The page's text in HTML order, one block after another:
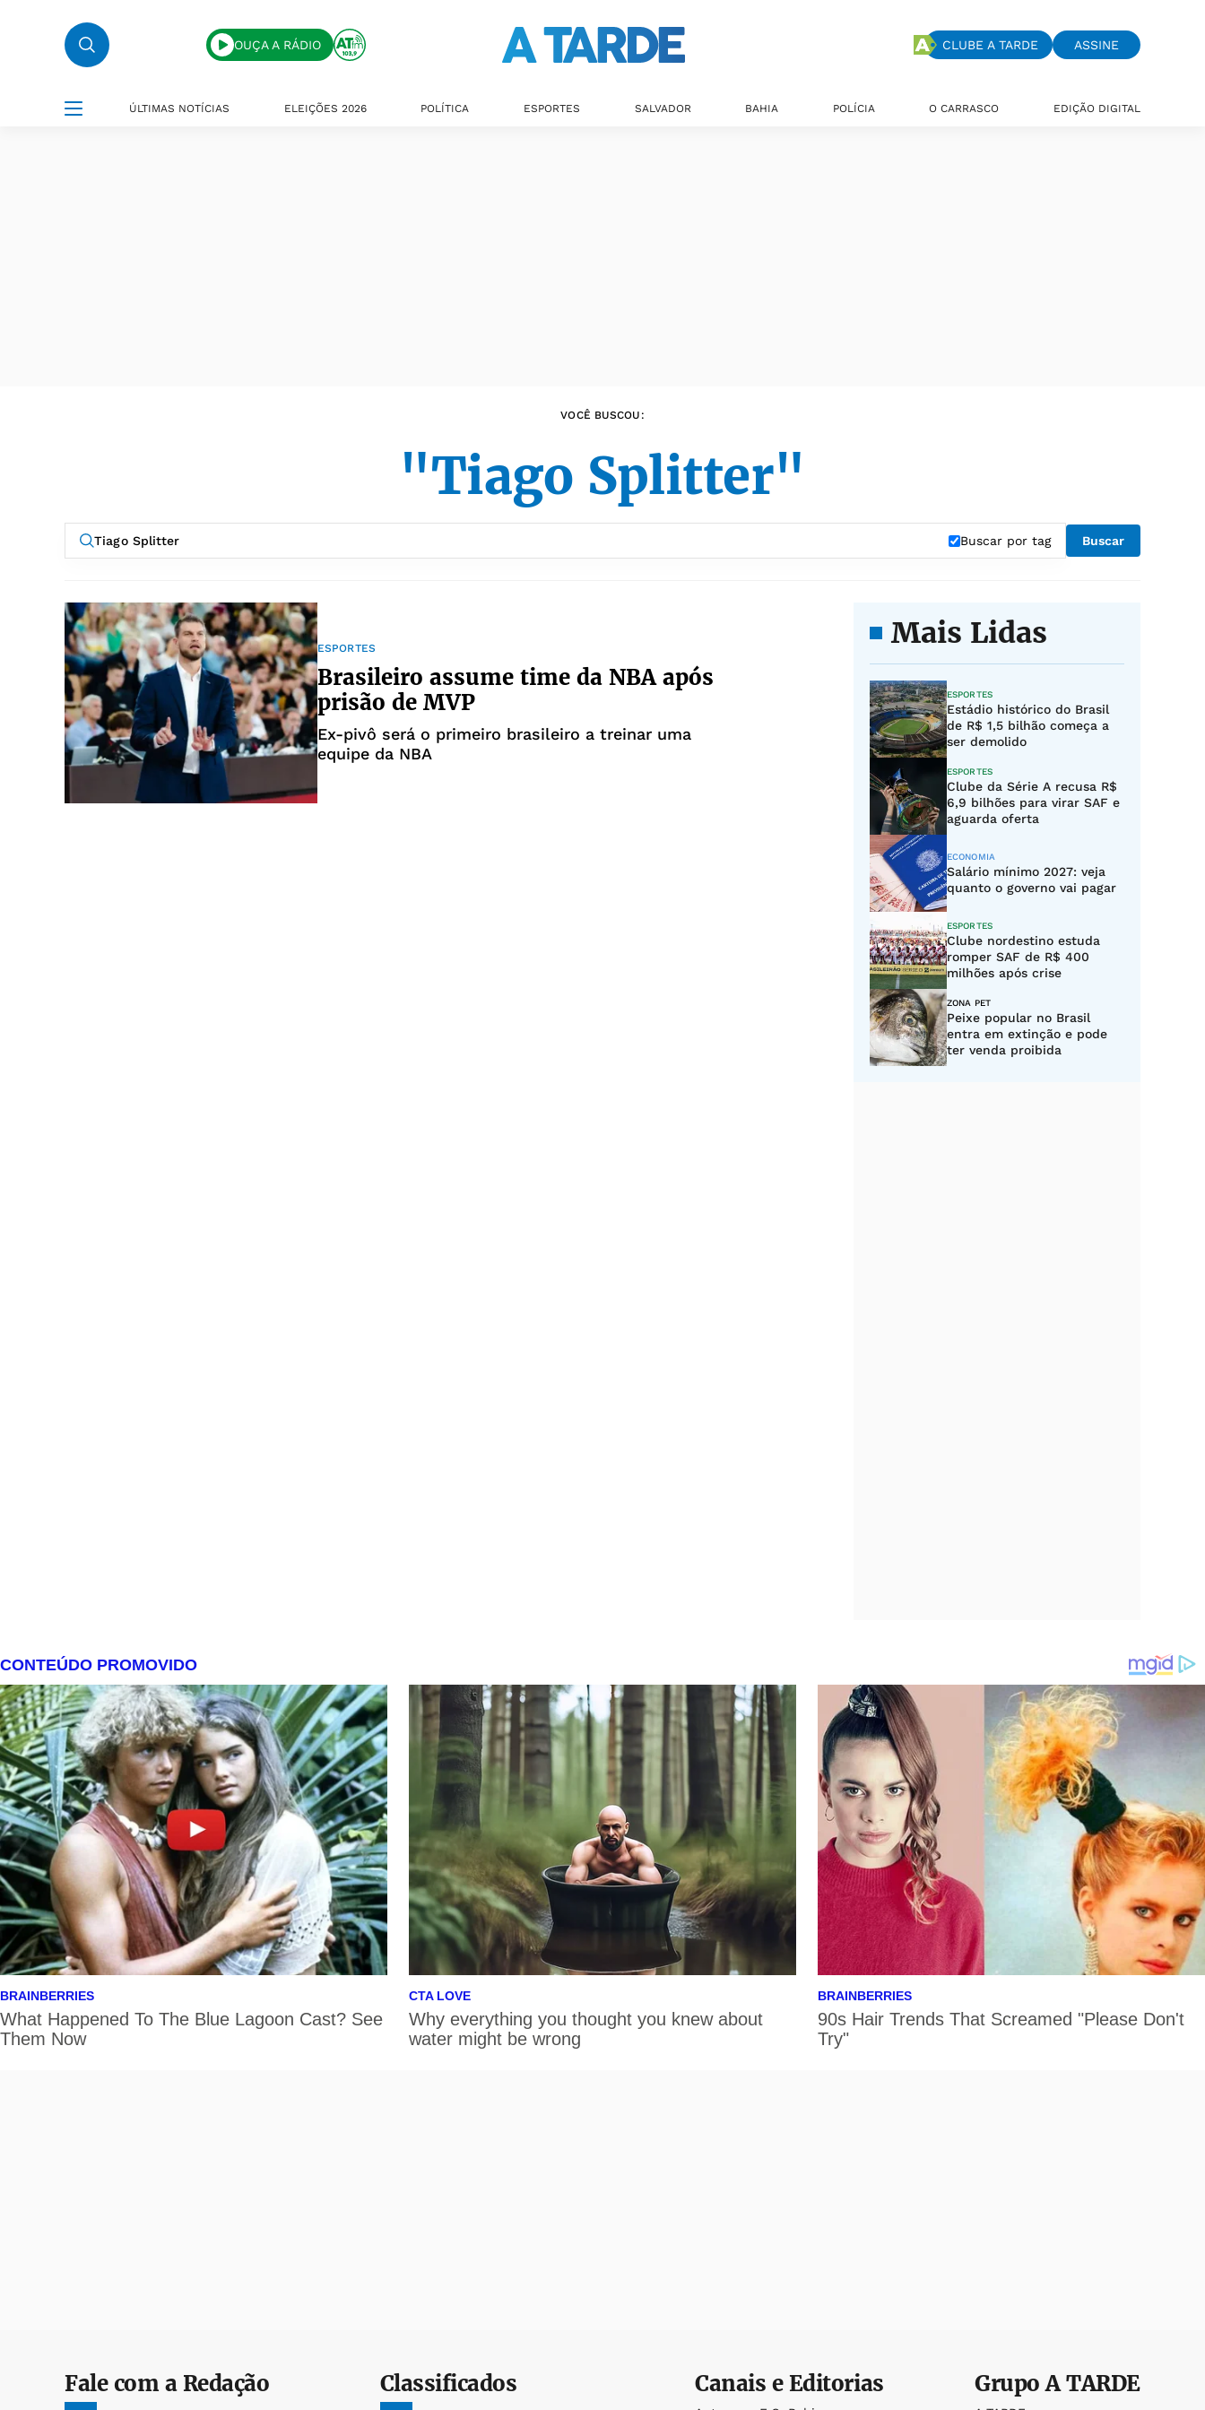
OUÇA A RÁDIO CLUBE A TARDE ASSINE
ÚLTIMAS NOTÍCIAS ELEIÇÕES 2026 POLÍTICA ESPORTES SALVADOR BAHIA POLÍCIA O CARRASCO EDIÇÃO DIGITAL
VOCÊ BUSCOU:
"Tiago Splitter"
Buscar por tag Buscar
ESPORTES
Brasileiro assume time da NBA após
prisão de MVP
Ex-pivô será o primeiro brasileiro a treinar uma
equipe da NBA
Mais Lidas
ESPORTES
Estádio histórico do Brasil
de R$ 1,5 bilhão começa a
ser demolido
ESPORTES
Clube da Série A recusa R$
6,9 bilhões para virar SAF e
aguarda oferta
ECONOMIA
Salário mínimo 2027: veja
quanto o governo vai pagar
ESPORTES
Clube nordestino estuda
romper SAF de R$ 400
milhões após crise
ZONA PET
Peixe popular no Brasil
entra em extinção e pode
ter venda proibida
Fale com a Redação Classificados Canais e Editorias GrupoA TARDE